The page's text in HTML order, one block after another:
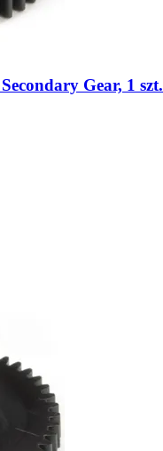
Gear, 1 szt.